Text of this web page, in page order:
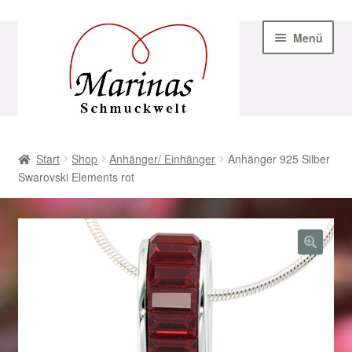
Navigation
Menü
AGB
Beispiel-Seite
Geschenke zu Ostern 2023
Geschenke zu Ostern 2024
Start Shop Anhänger/ Einhänger
Anhänger 925 Silber
Swarovski Elements rot